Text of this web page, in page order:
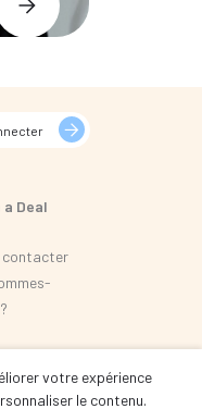
votre expérience
le contenu.
a Deal
contacter